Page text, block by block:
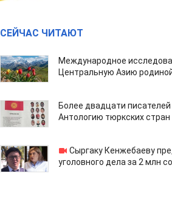
СЕЙЧАС ЧИТАЮТ
Международное
Центральную Азию
Более двадцати
Антологию тюркских стран
Сыргаку Кенжебаеву
уголовного дела за 2 млн